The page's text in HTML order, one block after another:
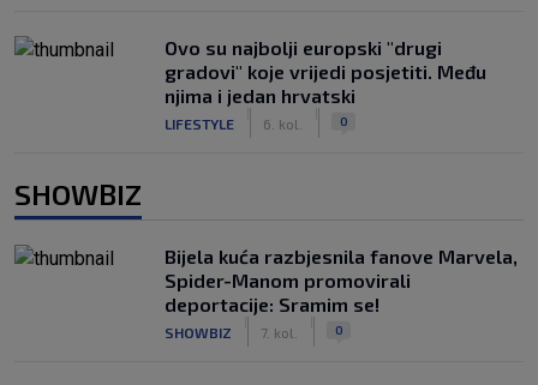
Ovo su najbolji europski "drugi
gradovi" koje vrijedi posjetiti. Među
njima i jedan hrvatski
LIFESTYLE 6. kol. 0
SHOWBIZ
Bijela kuća razbjesnila fanove Marvela,
Spider-Manom promovirali
deportacije: Sramim se!
SHOWBIZ 7. kol. 0